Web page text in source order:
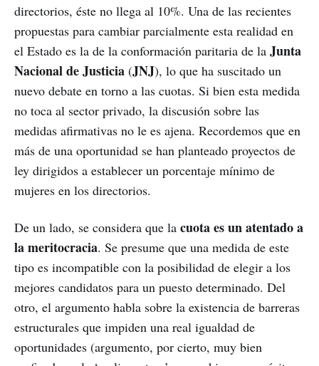
directorios, éste no llega al 10%. Una de las recientes
propuestas para cambiar parcialmente esta realidad en
el Estado es la de la conformación paritaria de la Junta
Nacional de Justicia (JNJ), lo que ha suscitado un
nuevo debate en torno a las cuotas. Si bien esta medida
no toca al sector privado, la discusión sobre las
medidas afirmativas no le es ajena. Recordemos que en
más de una oportunidad se han planteado proyectos de
ley dirigidos a establecer un porcentaje mínimo de
mujeres en los directorios.
De un lado, se considera que la cuota es un atentado a
la meritocracia. Se presume que una medida de este
tipo es incompatible con la posibilidad de elegir a los
mejores candidatos para un puesto determinado. Del
otro, el argumento habla sobre la existencia de barreras
estructurales que impiden una real igualdad de
oportunidades (argumento, por cierto, muy bien